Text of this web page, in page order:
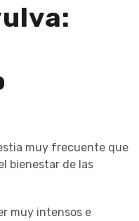
muy frecuente que
bienestar de las
muy intensos e